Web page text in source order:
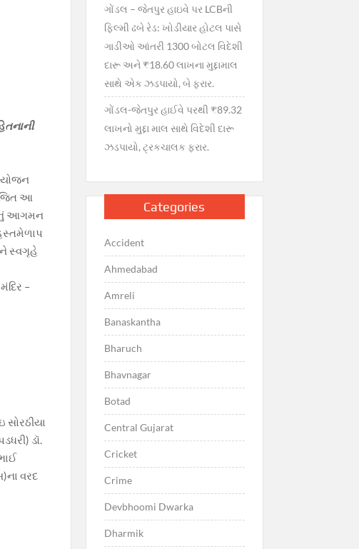
આ
આગમન
સ્વગૃહે
–
ડૉ.
વરદ
ગોંડલ – જેતપુર હાઇવે પર LCBની
ફિલ્મી ઢબે રેડ: ખોડીયાર હોટલ પાસે
ગાડીઓ આંતરી 1300 બોટલ વિદેશી
દારૂ અને ₹18.60 લાખના મુદ્દામાલ
સાથે એક ઝડપાયો, બે ફરાર.
ગોંડલ-જેતપુર હાઈવે પરથી ₹89.32
લાખનો મુદ્દા માલ સાથે વિદેશી દારૂ
ઝડપાયો, ટ્રકચાલક ફરાર.
Categories
Accident
Ahmedabad
Amreli
Banaskantha
Bharuch
Bhavnagar
Botad
Central Gujarat
Cricket
Crime
Devbhoomi Dwarka
Dharmik